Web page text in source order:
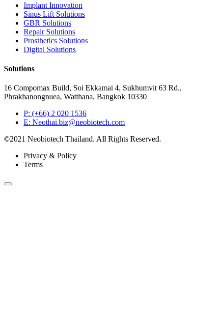
Implant Innovation
Sinus Lift Solutions
GBR Solutions
Repair Solutions
Prosthetics Solutions
Digital Solutions
Solutions
16 Compomax Build, Soi Ekkamai 4, Sukhumvit 63 Rd.,
Phrakhanongnuea, Watthana, Bangkok 10330
P: (+66) 2 020 1536
E: Neothai.biz@neobiotech.com
©2021 Neobiotech Thailand. All Rights Reserved.
Privacy & Policy
Terms